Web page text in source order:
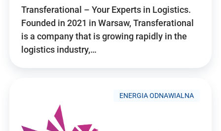
Transferational – Your Experts in Logistics.
Founded in 2021 in Warsaw, Transferational
is a company that is growing rapidly in the
logistics industry,…
ENERGIA ODNAWIALNA